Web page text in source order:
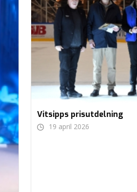
Vitsipps prisutdelning
19 april 2026